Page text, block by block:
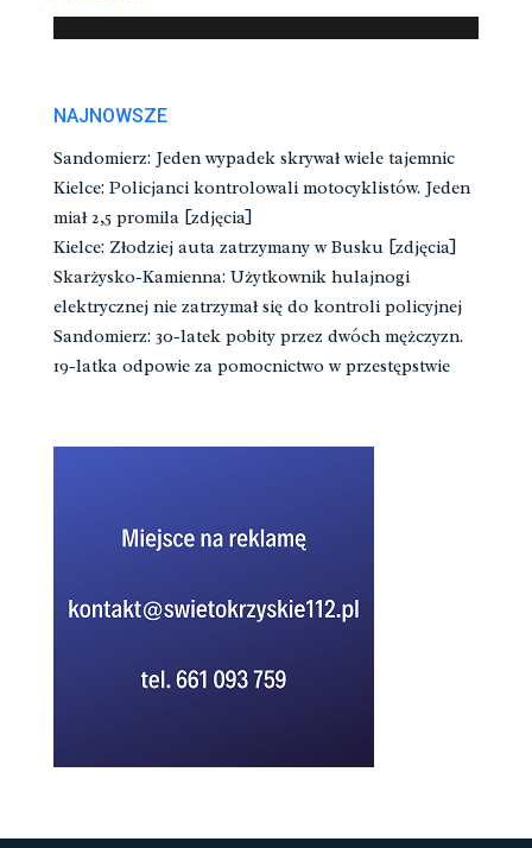
NAJNOWSZE
Sandomierz: Jeden wypadek skrywał wiele tajemnic
Kielce: Policjanci kontrolowali motocyklistów. Jeden
miał 2,5 promila [zdjęcia]
Kielce: Złodziej auta zatrzymany w Busku [zdjęcia]
Skarżysko-Kamienna: Użytkownik hulajnogi
elektrycznej nie zatrzymał się do kontroli policyjnej
Sandomierz: 30-latek pobity przez dwóch mężczyzn.
19-latka odpowie za pomocnictwo w przestępstwie